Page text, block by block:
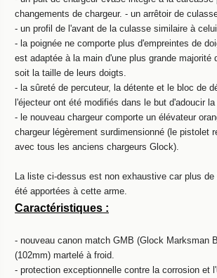
changements de chargeur. - un arrêtoir de
- un profil de l'avant de la culasse similaire à
- la poignée ne comporte plus d'empreintes de
est adaptée à la main d'une plus grande majorité
soit la taille de leurs doigts.
- la sûreté de percuteur, la détente et le bloc de
l'éjecteur ont été modifiés dans le but d'adoucir la
- le nouveau chargeur comporte un élévateur
chargeur légèrement surdimensionné (le pistolet
avec tous les anciens chargeurs Glock).
La liste ci-dessus est non exhaustive car plus
été apportées à cette arme.
Caractéristiques :
- nouveau canon match GMB (Glock Marksman
(102mm) martelé à froid.
- protection exceptionnelle contre la corrosion et